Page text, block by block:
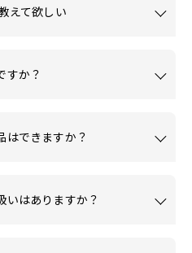
えて欲しい
すか？
はできますか？
いはありますか？